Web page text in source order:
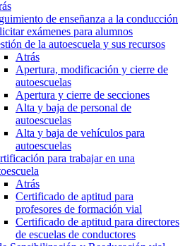
de enseñanza a la conducción
exámenes para alumnos
de la autoescuela y sus recursos
Atrás
Apertura, modificación y cierre de
autoescuelas
Apertura y cierre de secciones
Alta y baja de personal de
autoescuelas
Alta y baja de vehículos para
autoescuelas
para trabajar en una
Atrás
Certificado de aptitud para
profesores de formación vial
Certificado de aptitud para directores
de escuelas de conductores